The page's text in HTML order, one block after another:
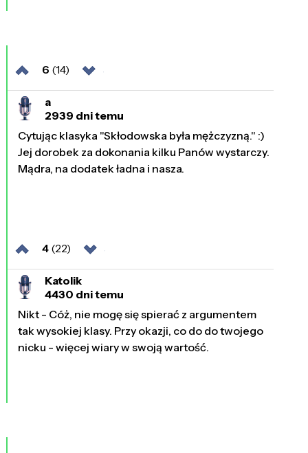
6 (14)
a
2939 dni temu
Cytując klasyka "Skłodowska była mężczyzną." :)
Jej dorobek za dokonania kilku Panów wystarczy.
Mądra, na dodatek ładna i nasza.
4(22)
Katolik
4430 dni temu
Nikt - Cóż, nie mogę się spierać z argumentem
tak wysokiej klasy. Przy okazji, co do do twojego
nicku - więcej wiary w swoją wartość.